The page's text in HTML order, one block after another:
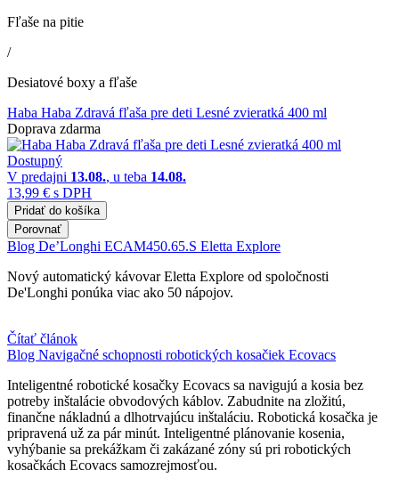
Fľaše na pitie
/
Desiatové boxy a fľaše
Haba Haba Zdravá fľaša pre deti Lesné zvieratká 400 ml
Doprava zdarma
Dostupný
V predajni 13.08., u teba 14.08.
13,99 € s DPH
Pridať do košíka
Porovnať
Blog De’Longhi ECAM450.65.S Eletta Explore
Nový automatický kávovar Eletta Explore od spoločnosti
De'Longhi ponúka viac ako 50 nápojov.
Čítať článok
Blog Navigačné schopnosti robotických kosačiek Ecovacs
Inteligentné robotické kosačky Ecovacs sa navigujú a kosia bez
potreby inštalácie obvodových káblov. Zabudnite na zložitú,
finančne nákladnú a dlhotrvajúcu inštaláciu. Robotická kosačka je
pripravená už za pár minút. Inteligentné plánovanie kosenia,
vyhýbanie sa prekážkam či zakázané zóny sú pri robotických
kosačkách Ecovacs samozrejmosťou.